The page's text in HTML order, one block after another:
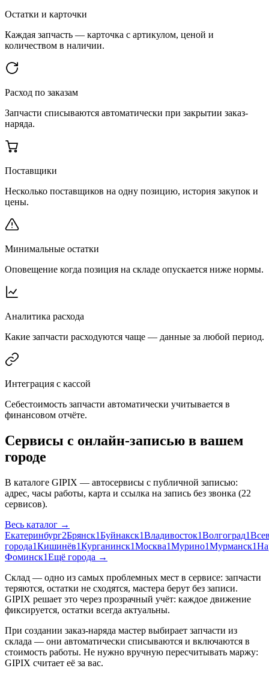
Остатки и карточки
Каждая запчасть — карточка с артикулом, ценой и
количеством в наличии.
Расход по заказам
Запчасти списываются автоматически при закрытии заказ-
наряда.
Поставщики
Несколько поставщиков на одну позицию, история закупок и
цены.
Минимальные остатки
Оповещение когда позиция на складе опускается ниже нормы.
Аналитика расхода
Какие запчасти расходуются чаще — данные за любой период.
Интеграция с кассой
Себестоимость запчасти автоматически учитывается в
финансовом отчёте.
Сервисы с онлайн-записью в вашем
городе
В каталоге GIPIX — автосервисы с публичной записью:
адрес, часы работы, карта и ссылка на запись без звонка (22
сервисов).
Весь каталог →
Екатеринбург2Брянск1Буйнакск1Владивосток1Волгоград1
города1Кишинёв1Курганинск1Москва1Мурино1Мурманск1
Фоминск1Ещё города →
Склад — одно из самых проблемных мест в сервисе: запчасти
теряются, остатки не сходятся, мастера берут без записи.
GIPIX решает это через прозрачный учёт: каждое движение
фиксируется, остатки всегда актуальны.
При создании заказ-наряда мастер выбирает запчасти из
склада — они автоматически списываются и включаются в
стоимость работы. Не нужно вручную пересчитывать маржу:
GIPIX считает её за вас.